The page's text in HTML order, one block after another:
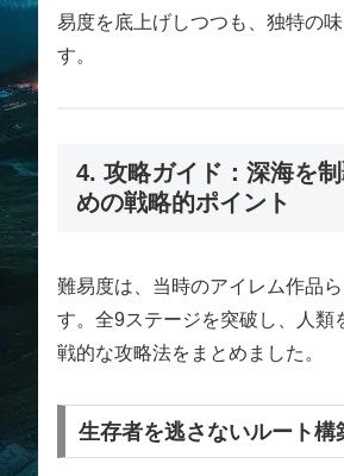
易度を底上げしつつも、独特の
す。
4. 攻略ガイド：深海を
めの戦略的ポイント
難易度は、当時のアイレム作品
す。全9ステージを突破し、人類
戦的な攻略法をまとめました。
生存者を逃さないルート構